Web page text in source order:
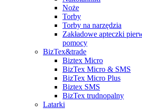
Noże
Torby
Torby na narzędzia
Zakładowe apteczki
pomocy
BizTex&trade
Biztex Micro
BizTex Micro & SMS
BizTex Micro Plus
Biztex SMS
BizTex trudnopalny
Latarki